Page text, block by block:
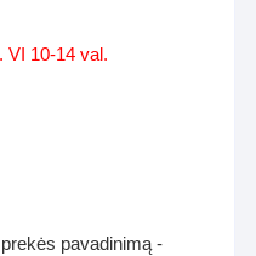
VI 10-14 val.
pavadinimą -